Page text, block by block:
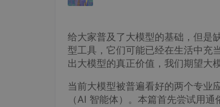
给大家普及了大模型的基础，但是
型工具，它们可能已经在生活中充
出大模型的真正价值，我们期望大
当前大模型被普遍看好的两个专
（AI 智能体）。本篇首先尝试用